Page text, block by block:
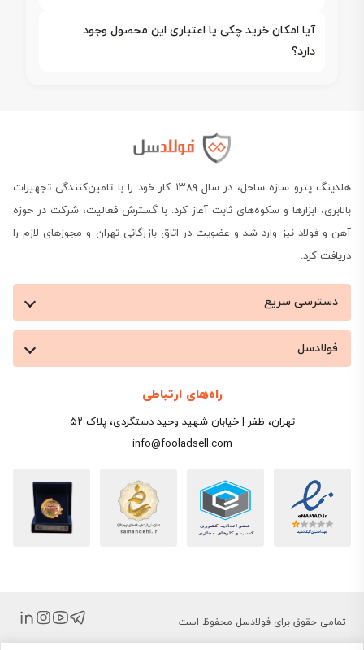
آیا امکان خرید چکی یا اعتباری این محصول وجود
دارد؟
هلدینگ پترو سازه ساحل، در سال ۱۳۸۹ کار خود را با تامین‌کنندگی تجهیزات
بالابری، ابزارها و سکوه‌های ثابت آغاز کرد. با گسترش فعالیت، شرکت در حوزه
آهن و فولاد نیز وارد شد و عضویت در اتاق بازرگانی تهران و مجوزهای لازم را
دریافت کرد.
دسترسی سریع
فولادسل
راه‌های ارتباطی
تهران، ظفر | خیابان شهید وحید دستگردی، پلاک ۵۲
info@fooladsell.com
تمامی حقوق برای فولادسل محفوظ است